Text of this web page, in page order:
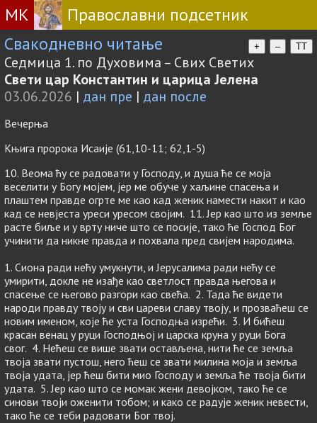
МК
Православни подсетник
Свакодневно читање
+ – TT
Седмица 1. по Духовима – Свих Светих
Свети цар Константин и царица Јелена
03.06.2026 | дан пре | дан после
Вечерња
Књига пророка Исаије (61,10-11; 62,1-5)
10. Веома ћу се радовати у Господу, и душа ће се моја
веселити у Богу мојем, јер ме обуче у хаљине спасења и
плаштем правде огрте ме као кад женик намести накит и као
кад се невјеста уреси уресом својим. 11. Јер као што из земље
расте биље и у врту ниче што се посије, тако ће Господ Бог
учинити да никне правда и похвала пред свијем народима.
1. Сиона ради нећу умукнути, и Јерусалима ради нећу се
умирити, докле не изађе као светлост правда његова и
спасење се његово разгори као свећа. 2. Тада ће видети
народи правду твоју и сви цареви славу твоју, и прозваћеш се
новим именом, које ће уста Господња изрећи. 3. И бићеш
красан венац у руци Господњој и царска круна у руци Бога
свог. 4. Нећеш се више звати остављена, нити ће се земља
твоја звати пустош, него ћеш се звати милина моја и земља
твоја удата, јер ћеш бити мио Господу и земља ће твоја бити
удата. 5. Јер као што се момак жени девојком, тако ће се
синови твоји оженити тобом; и како се радује женик невести,
тако ће се теби радовати Бог твој.